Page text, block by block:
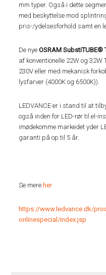
mm typer. Også i dette
med beskyttelse mod
pris-/ydelsesforhold samt en
De nyeOSRAM SubstiTUBE®
af konventionelle 22W og
230V eller med mekanisk
lysfarver (4000K og 6500K)).
LEDVANCE er i stand til at
også inden for LED-rør til el-
imødekomme markedet yder
garanti på op til 5 år.
Se mereher
https://www.ledvance.dk/
onlinespecial/index.jsp